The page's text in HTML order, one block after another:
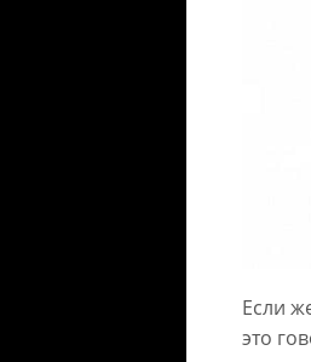
Если
это